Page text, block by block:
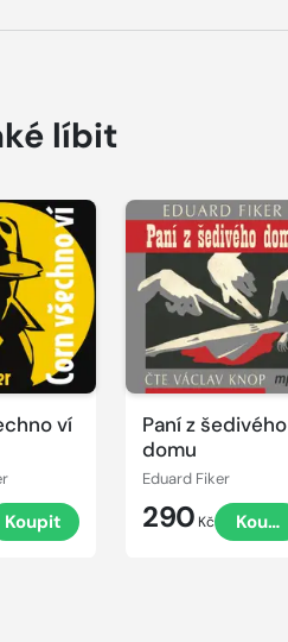
líbit
ví
Koupit
Paní z šedivého
domu
Eduard Fiker
290 Kč Koupit
Přehrát
ukázku